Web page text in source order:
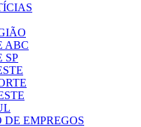
ABC
SP
EMPREGOS